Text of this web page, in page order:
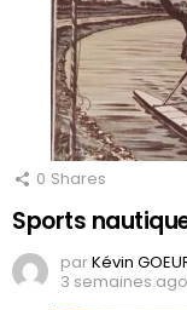
0 Shares
Sports
parKévin
3 semaines ago